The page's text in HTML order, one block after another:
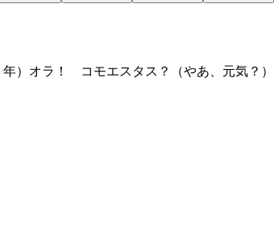
）オラ！ コモエスタス？（やあ、元気？